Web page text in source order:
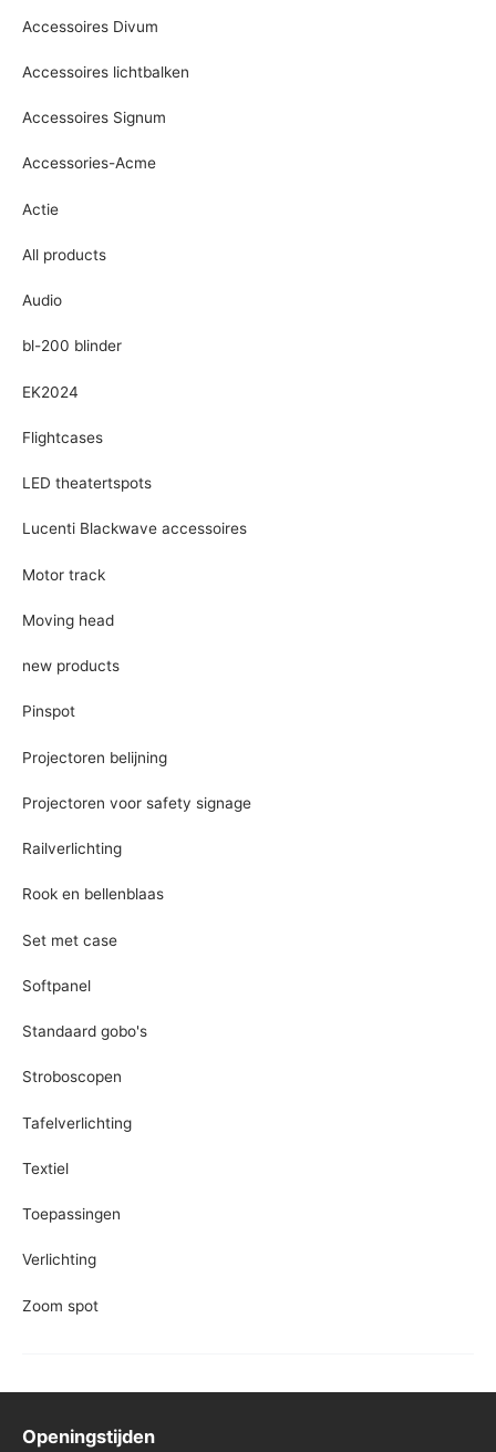
Accessoires Divum
Accessoires lichtbalken
Accessoires Signum
Accessories-Acme
Actie
All products
Audio
bl-200 blinder
EK2024
Flightcases
LED theatertspots
Lucenti Blackwave accessoires
Motor track
Moving head
new products
Pinspot
Projectoren belijning
Projectoren voor safety signage
Railverlichting
Rook en bellenblaas
Set met case
Softpanel
Standaard gobo's
Stroboscopen
Tafelverlichting
Textiel
Toepassingen
Verlichting
Zoom spot
Openingstijden